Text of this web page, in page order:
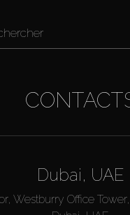
Dubai, UAE
Westburry Office